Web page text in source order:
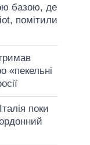
базою, де
помітили
«пекельні
поки